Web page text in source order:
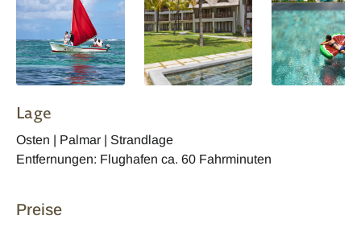
Lage
Osten | Palmar | Strandlage
Entfernungen: Flughafen ca. 60 Fahrminuten
Preise